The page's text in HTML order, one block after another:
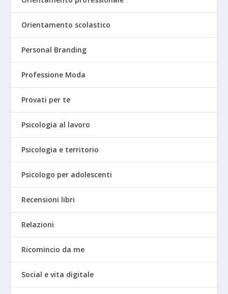
Orientamento scolastico
Personal Branding
Professione Moda
Provati per te
Psicologia al lavoro
Psicologia e territorio
Psicologo per adolescenti
Recensioni libri
Relazioni
Ricomincio da me
Social e vita digitale